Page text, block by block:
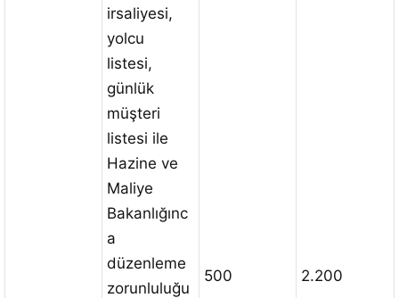
irsaliyesi,
yolcu
listesi,
günlük
müşteri
listesi ile
Hazine ve
Maliye
Bakanlığınc
a
düzenleme
zorunluluğu
500 2.200